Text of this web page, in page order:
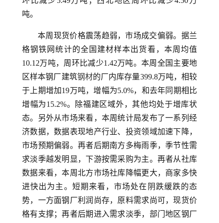
吨。
本周现货价格震荡趋弱，市场成交偏弱。据兰
格钢铁网统计的全国建材样本出货看，本周均值
10.12万吨，周环比减少1.42万吨。本周全国主要地
区样本钢厂建筑钢材的厂内库存量399.8万吨，相较
于上期增加19万吨，增幅为5.0%，和去年同期相比
增幅为15.2%。除福建区域外，其他均处于增库状
态。另外从市场来看，本周统计局发布了一系列经
济数据，数据表现地产行业、投资领域加速下降，
市场预期偏弱。再者后期南方多梅雨季，季节性需
求淡季越发明显，下游按需采购为主。再者从社库
数据来看，本周北方市场社库降幅更大，商家多快
进快出为主。短期来看，市场处在阴跌缓跌的态
势，一方面钢厂利润尚存，原料需求尚可，现货价
格有支撑；再者后期进入需求淡季，部门地区钢厂